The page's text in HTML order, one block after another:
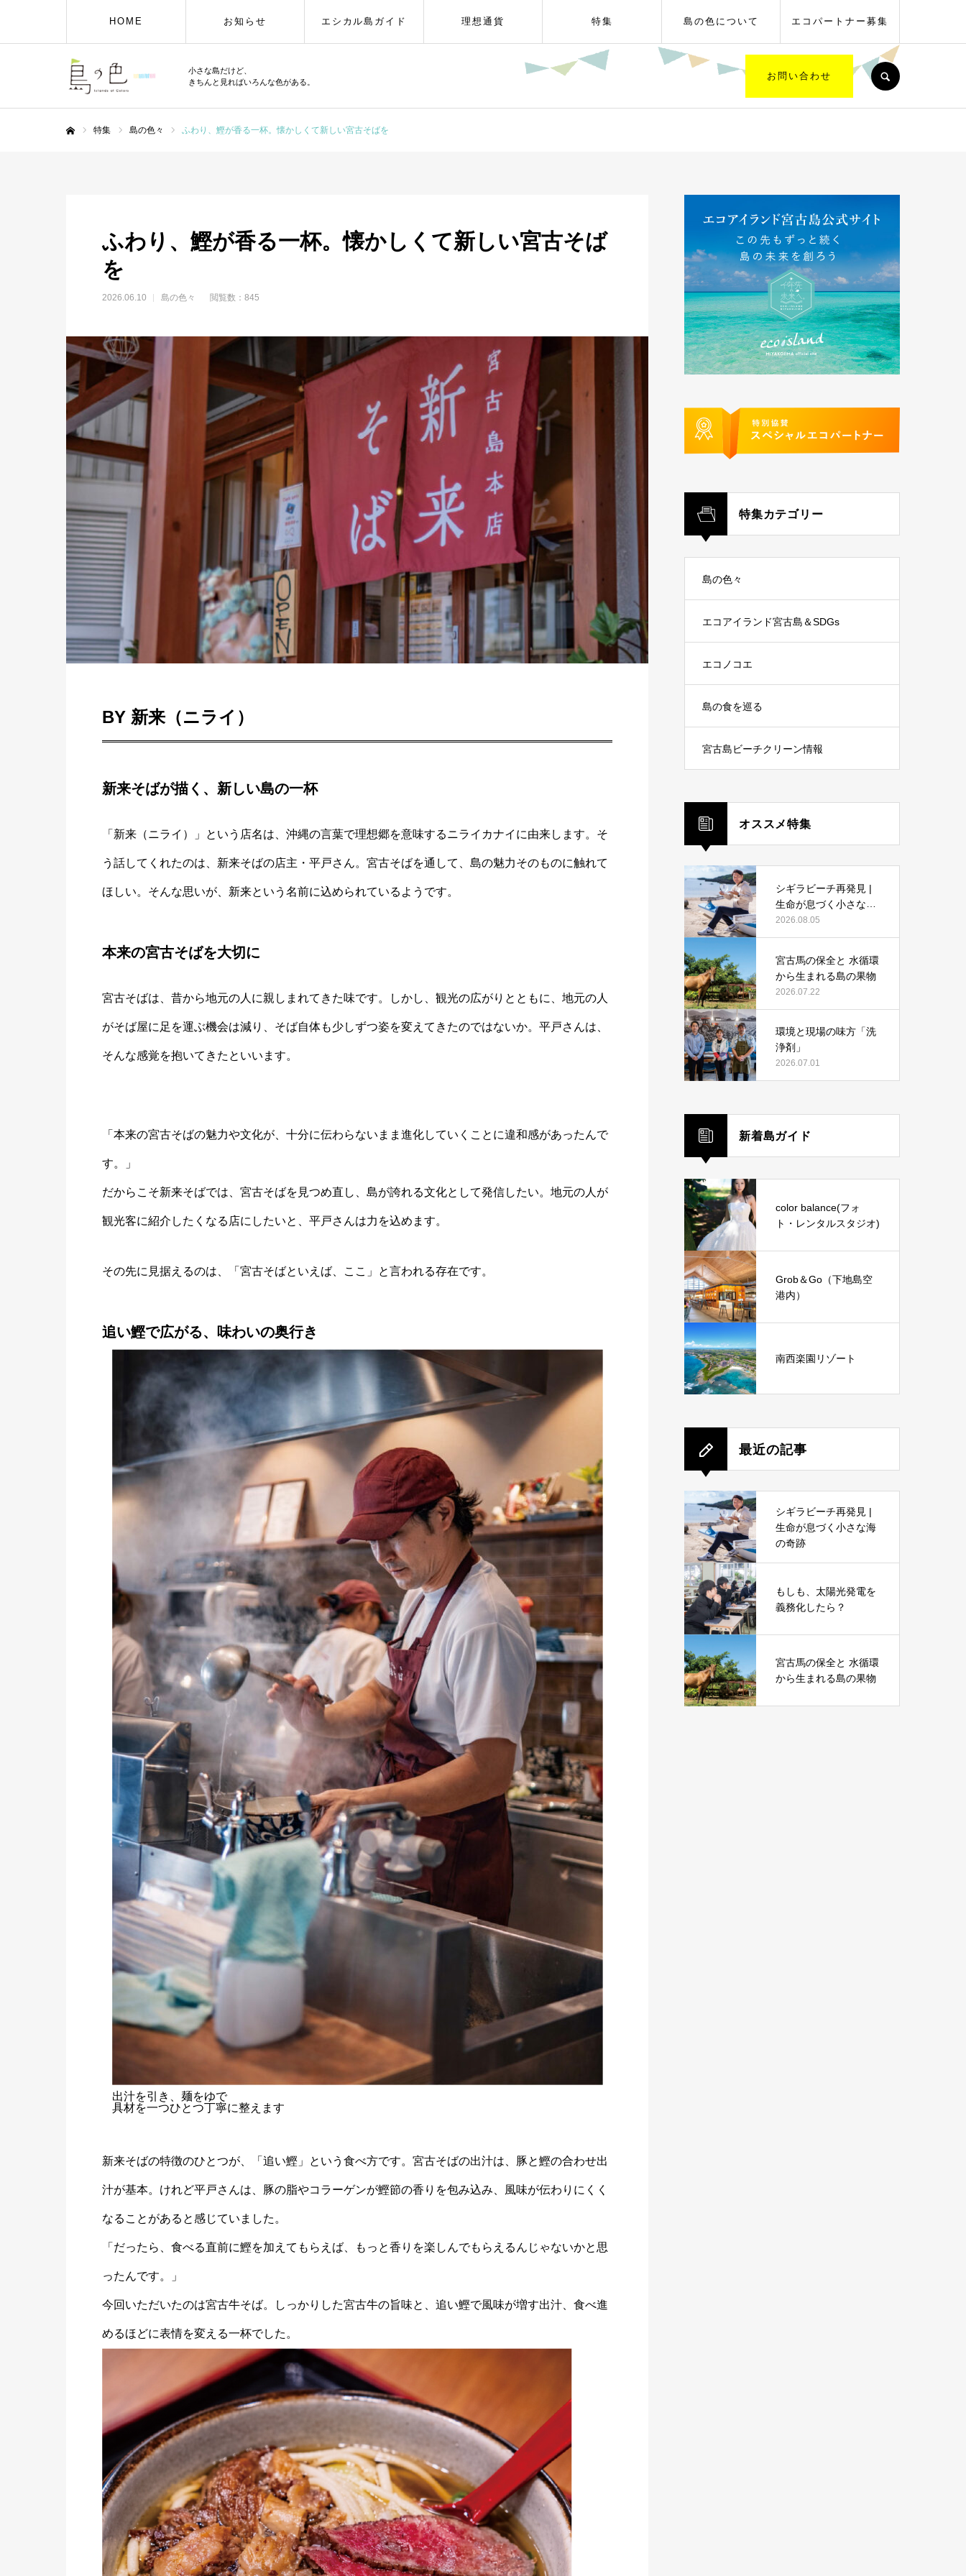
小さな島だけど、
きちんと見ればいろんな色がある。
お問い合わせ
SEARCH
HOME お知らせ エシカル島ガイド 理想通貨 特集 島の色について エコパートナー募集
特集 島の色々 ふわり、鰹が香る一杯。懐かしくて新しい宮古そばを
ふわり、鰹が香る一杯。懐かしくて新しい宮古そば
を
2026.06.10 島の色々 閲覧数：845
BY 新来（ニライ）
新来そばが描く、新しい島の一杯
「新来（ニライ）」という店名は、沖縄の言葉で理想郷を意味するニライカナイに由来します。そ
う話してくれたのは、新来そばの店主・平戸さん。宮古そばを通して、島の魅力そのものに触れて
ほしい。そんな思いが、新来という名前に込められているようです。
本来の宮古そばを大切に
宮古そばは、昔から地元の人に親しまれてきた味です。しかし、観光の広がりとともに、地元の人
がそば屋に足を運ぶ機会は減り、そば自体も少しずつ姿を変えてきたのではないか。平戸さんは、
そんな感覚を抱いてきたといいます。
「本来の宮古そばの魅力や文化が、十分に伝わらないまま進化していくことに違和感があったんで
す。」
だからこそ新来そばでは、宮古そばを見つめ直し、島が誇れる文化として発信したい。地元の人が
観光客に紹介したくなる店にしたいと、平戸さんは力を込めます。
その先に見据えるのは、「宮古そばといえば、ここ」と言われる存在です。
追い鰹で広がる、味わいの奥行き
出汁を引き、麺をゆで
具材を一つひとつ丁寧に整えます
新来そばの特徴のひとつが、「追い鰹」という食べ方です。宮古そばの出汁は、豚と鰹の合わせ出
汁が基本。けれど平戸さんは、豚の脂やコラーゲンが鰹節の香りを包み込み、風味が伝わりにくく
なることがあると感じていました。
「だったら、食べる直前に鰹を加えてもらえば、もっと香りを楽しんでもらえるんじゃないかと思
ったんです。」
今回いただいたのは宮古牛そば。しっかりした宮古牛の旨味と、追い鰹で風味が増す出汁、食べ進
めるほどに表情を変える一杯でした。
特集カテゴリー
島の色々
エコアイランド宮古島＆SDGs
エコノコエ
島の食を巡る
宮古島ビーチクリーン情報
オススメ特集
シギラビーチ再発見 |
生命が息づく小さな海
の奇跡
2026.08.05
宮古馬の保全と 水循環
から生まれる島の果物
2026.07.22
環境と現場の味方「洗
浄剤」
2026.07.01
新着島ガイド
color balance(フォ
ト・レンタルスタジオ)
Grob＆Go（下地島空
港内）
南西楽園リゾート
最近の記事
シギラビーチ再発見 |
生命が息づく小さな海
の奇跡
もしも、太陽光発電を
義務化したら？
宮古馬の保全と 水循環
から生まれる島の果物